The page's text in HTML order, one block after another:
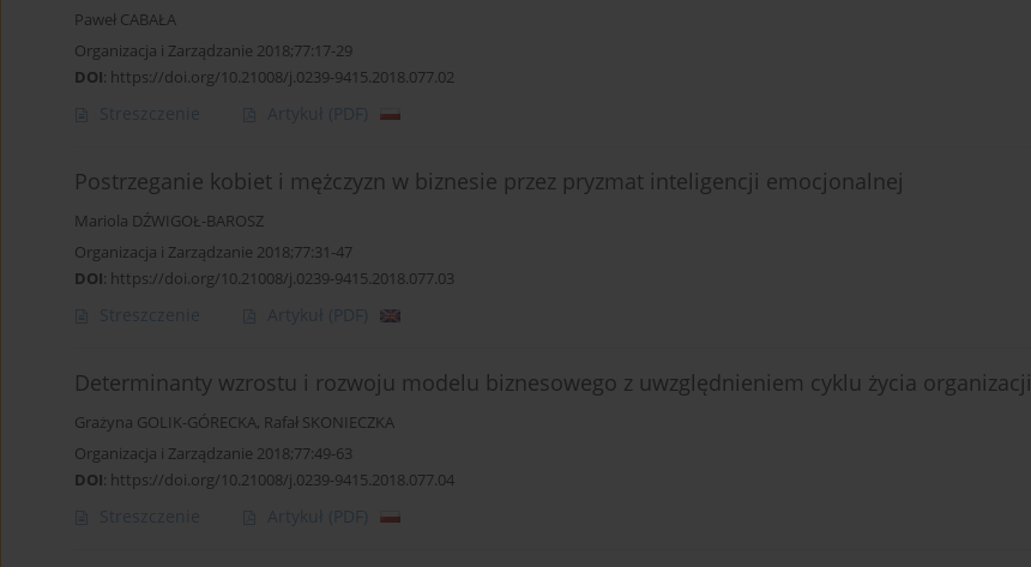
Paweł CABAŁA
Organizacja i Zarządzanie 2018;77:17-29
DOI: https://doi.org/10.21008/j.0239-9415.2018.077.02
Streszczenie Artykuł (PDF)
Postrzeganie kobiet i mężczyzn w biznesie przez pryzmat inteligencji emocjonalnej
Mariola DŹWIGOŁ-BAROSZ
Organizacja i Zarządzanie 2018;77:31-47
DOI: https://doi.org/10.21008/j.0239-9415.2018.077.03
Streszczenie Artykuł (PDF)
Determinanty wzrostu i rozwoju modelu biznesowego z uwzględnieniem cyklu życia organizacji
Grażyna GOLIK-GÓRECKA, Rafał SKONIECZKA
Organizacja i Zarządzanie 2018;77:49-63
DOI: https://doi.org/10.21008/j.0239-9415.2018.077.04
Streszczenie Artykuł (PDF)